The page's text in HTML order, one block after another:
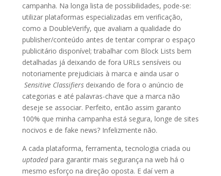
campanha. Na longa lista de possibilidades, pode-se:
utilizar plataformas especializadas em verificação,
como a DoubleVerify, que avaliam a qualidade do
publisher/conteúdo antes de tentar comprar o espaço
publicitário disponível; trabalhar com Block Lists bem
detalhadas já deixando de fora URLs sensíveis ou
notoriamente prejudiciais à marca e ainda usar o
Sensitive Classifiersdeixando de fora o anúncio de
categorias e até palavras-chave que a marca não
deseje se associar. Perfeito, então assim garanto
100% que minha campanha está segura, longe de sites
nocivos e de fake news? Infelizmente não.
A cada plataforma, ferramenta, tecnologia criada ou
uptadedpara garantir mais segurança na web há o
mesmo esforço na direção oposta. E daí vem a